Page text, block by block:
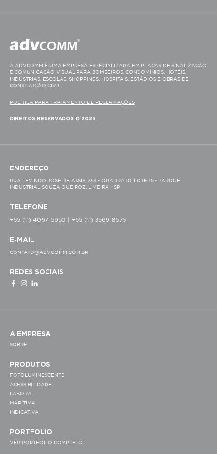
A ADVCOMM É UMA EMPRESA ESPECIALIZADA EM PLACAS DE SINALIZAÇÃO
E COMUNICAÇÃO VISUAL PARA BOMBEIROS, CONDOMÍNIOS, HOTÉIS,
INDÚSTRIAS, ESCOLAS, SHOPPINGS, HOSPITAIS, ESTÁDIOS E OBRAS DE
CONSTRUÇÃO CIVIL.
POLÍTICA PARA TRATAMENTO DE RECLAMAÇÕES
DIREITOS RESERVADOS © 2026
ENDEREÇO
RUA LEVINDO JOSÉ DE ASSIS, 393 - QUADRA 10, LOTE 15 - PARQUE
INDUSTRIAL SOUZA QUEIROZ, LIMEIRA - SP
TELEFONE
+55 (11) 4067-5950 | +55 (11) 3569-8575
E-MAIL
CONTATO@ADVCOMM.COM.BR
REDES SOCIAIS
A EMPRESA
SOBRE
PRODUTOS
FOTOLUMINESCENTE
ACESSIBILIDADE
LABORAL
MARÍTIMA
INDICATIVA
PORTFOLIO
VER PORTFOLIO COMPLETO